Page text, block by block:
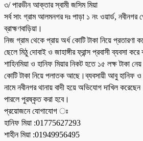
৩/ পারভীন আক্তার স্বামী জসিম মিয়া
সর্ব সাং গ্রাম আলমনগর দঃ পাড়া ১ নং ওয়ার্ড, নবীনগর
ব্রাহ্মণবাড়িয়া।
নিজ গ্রাম থেকে প্রায় অর্ধ কোটি টাকা নিয়ে প্রতারণা
ছেলে মিঠু দোবাই ও জাহাঙ্গীর ফ্রান্স প্রবাসী ব্যবসা
শাহিনমিয়া ও হানিফ মিয়ার নিকট হতে ১৫ লক্ষ টাকা
কোটি টাকা নিয়ে পলাতক আছে।ব্যবসায়ী আবু হানিফ ও
নামে নবীনগর থানায় বাদী হয়ে অভিযোগ দাখিল
পারলে পুরষ্কৃত করা হবে।
প্রয়োজনে যোগাযোগ ঃ
হানিফ মিয়া :01775627293
শাহীন মিয়া :01949956495